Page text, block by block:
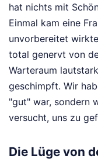
hat nichts mit
Einmal kam eine
unvorbereitet
total genervt von
Warteraum
geschimpft. Wir
"gut" war, sondern
versucht, uns zu
Die Lüge von